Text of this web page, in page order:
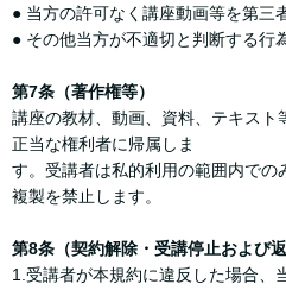
● 当方の許可なく講座動画等を第三
● その他当方が不適切と判断する行
第7条（著作権等）
講座の教材、動画、資料、テキスト
正当な権利者に帰属しま
す。受講者は私的利用の範囲内での
複製を禁止します。
第8条（契約解除・受講停止および返
1.受講者が本規約に違反した場合、